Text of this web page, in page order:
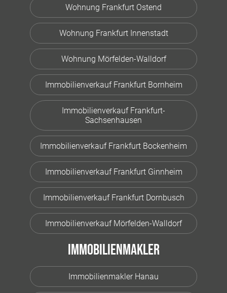
Wohnung Frankfurt Ostend
Wohnung Frankfurt Innenstadt
Wohnung Mörfelden-Walldorf
Immobilienverkauf Frankfurt Bornheim
Immobilienverkauf Frankfurt-
Sachsenhausen
Immobilienverkauf Frankfurt Bockenheim
Immobilienverkauf Frankfurt Ginnheim
Immobilienverkauf Frankfurt Dornbusch
Immobilienverkauf Mörfelden-Walldorf
Immobilienmakler
Immobilienmakler Hanau